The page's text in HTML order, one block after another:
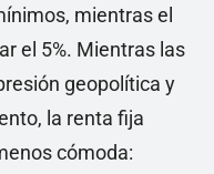
mientras el
el 5%. Mientras las
geopolítica y
la renta fija
cómoda: